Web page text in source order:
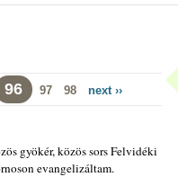
96 97 98 next ››
gyökér, közös sors Felvidéki
evangelizáltam.